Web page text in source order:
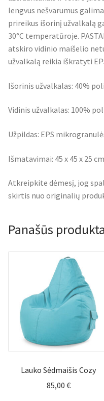
lengvus nešvarumus
prireikus išorinį užvalkalą
30°C temperatūroje.
atskiro vidinio maišelio
užvalkalą reikia iškratyti
Išorinis užvalkalas: 40%
Vidinis užvalkalas: 100%
Užpildas: EPS
Išmatavimai: 45 x 45 x 25
Atkreipkite dėmesį, jog
skirtis nuo originalių
Panašūs
Lauko Sėdmaišis Cozy
85,00 €